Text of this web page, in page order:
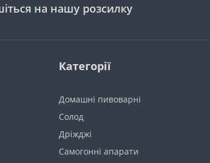
на нашу розсилку
Категорії
Домашні пивоварні
Солод
Дріжджі
Самогонні апарати